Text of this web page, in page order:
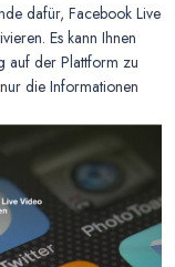
dafür, Facebook Live
Es kann Ihnen
auf der Plattform zu
die Informationen